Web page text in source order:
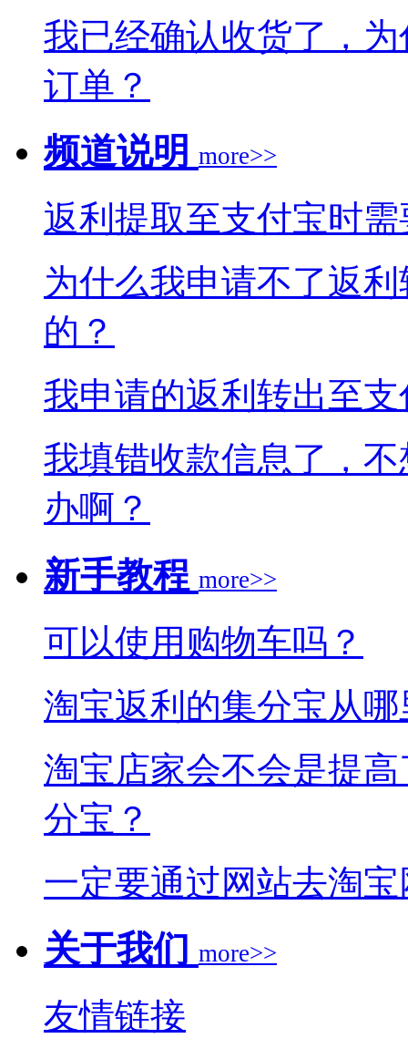
我已经确认收货了，
订单？
频道说明 more>>
返利提取至支付宝时
为什么我申请不了返
的？
我申请的返利转出至
我填错收款信息了，
办啊？
新手教程 more>>
可以使用购物车吗？
淘宝返利的集分宝从
淘宝店家会不会是提
分宝？
一定要通过网站去淘
关于我们 more>>
友情链接